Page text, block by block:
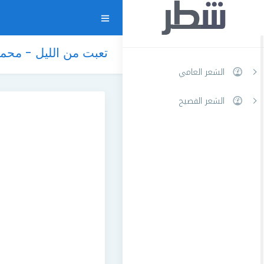
الشعر العامي
الشعر الفصيح
تعبت من الليل -